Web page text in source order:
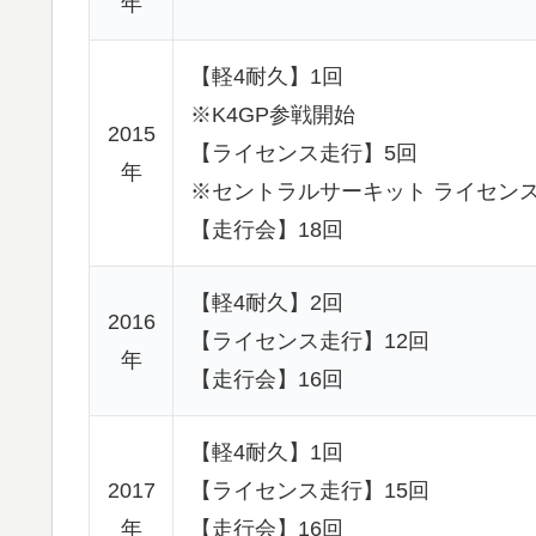
2015
年
【軽4耐久】1回
※K4GP参戦開始
【ライセンス走行】5回
※セントラルサーキット ライセン
【走行会】18回
2016
年
【軽4耐久】2回
【ライセンス走行】12回
【走行会】16回
2017
年
【軽4耐久】1回
【ライセンス走行】15回
【走行会】16回